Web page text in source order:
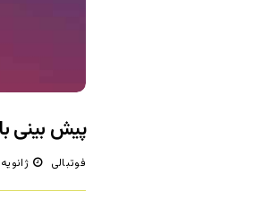
پیش بینی
فوتبالی ژانویه 24,